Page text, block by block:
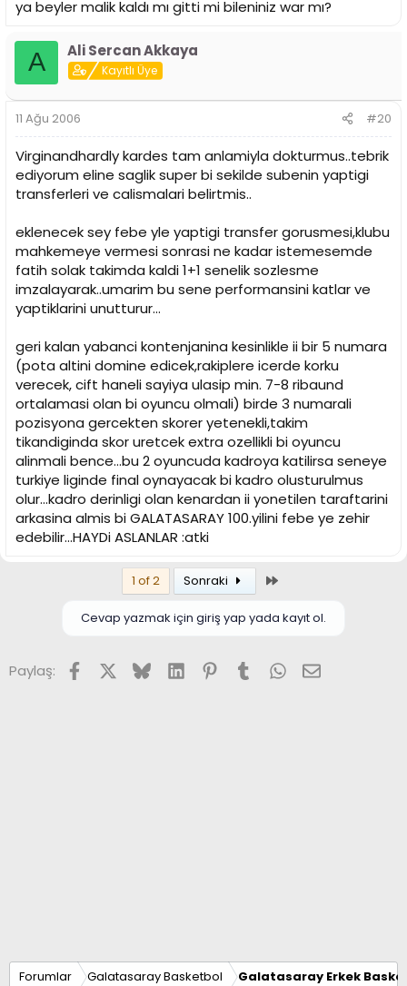
ya beyler malik kaldı mı gitti mi bileniniz war mı?
A Ali Sercan Akkaya
Kayıtlı Üye
11 Ağu 2006 #20
Virginandhardly kardes tam anlamiyla dokturmus..tebrik
ediyorum eline saglik super bi sekilde subenin yaptigi
transferleri ve calismalari belirtmis..
eklenecek sey febe yle yaptigi transfer gorusmesi,klubu
mahkemeye vermesi sonrasi ne kadar istemesemde
fatih solak takimda kaldi 1+1 senelik sozlesme
imzalayarak..umarim bu sene performansini katlar ve
yaptiklarini unutturur...
geri kalan yabanci kontenjanina kesinlikle ii bir 5 numara
(pota altini domine edicek,rakiplere icerde korku
verecek, cift haneli sayiya ulasip min. 7-8 ribaund
ortalamasi olan bi oyuncu olmali) birde 3 numarali
pozisyona gercekten skorer yetenekli,takim
tikandiginda skor uretcek extra ozellikli bi oyuncu
alinmali bence...bu 2 oyuncuda kadroya katilirsa seneye
turkiye liginde final oynayacak bi kadro olusturulmus
olur...kadro derinligi olan kenardan ii yonetilen taraftarini
arkasina almis bi GALATASARAY 100.yilini febe ye zehir
edebilir...HAYDi ASLANLAR :atki
1 of 2 Sonraki
Cevap yazmak için giriş yap yada kayıt ol.
Paylaş: FacebookX (Twitter)
BlueskyLinkedInPinterest
TumblrWhatsApp
E-posta
Forumlar Galatasaray Basketbol Galatasaray Erkek